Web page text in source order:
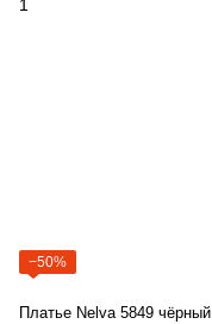
−50%
Платье Nelva 5849 чёрный